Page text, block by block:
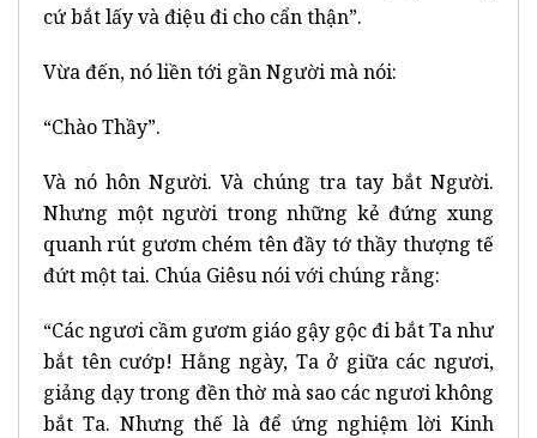
cứ bắt lấy và điệu đi cho cẩn thận”.
Vừa đến, nó liền tới gần Người mà nói:
“Chào Thầy”.
Và nó hôn Người. Và chúng tra tay bắt Người.
Nhưng một người trong những kẻ đứng xung
quanh rút gươm chém tên đầy tớ thầy thượng tế
đứt một tai. Chúa Giêsu nói với chúng rằng:
“Các ngươi cầm gươm giáo gậy gộc đi bắt Ta như
bắt tên cướp! Hằng ngày, Ta ở giữa các ngươi,
giảng dạy trong đền thờ mà sao các ngươi không
bắt Ta. Nhưng thế là để ứng nghiệm lời Kinh